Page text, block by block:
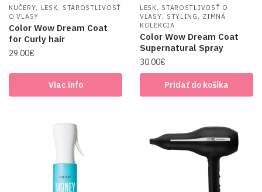
KUČERY, LESK, STAROSTLIVOSŤ
O VLASY
Color Wow Dream Coat
for Curly hair
29.00€
Viac info
LESK, STAROSTLIVOSŤ O
VLASY, STYLING , ZIMNÁ
KOLEKCIA
Color Wow Dream Coat
Supernatural Spray
30.00€
Pridať do košíka